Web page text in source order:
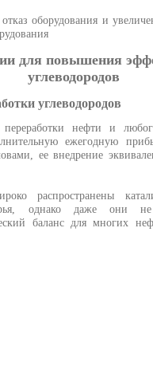
оборудования и
для повышения
углеводородов
углеводородов
переработки нефти и
ежегодную
ее внедрение
распространены
однако даже они
баланс для многих